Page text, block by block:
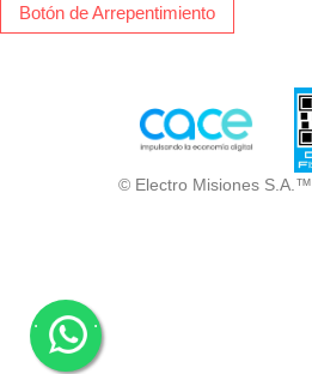
Botón de Arrepentimiento
© Electro Misiones S.A.™
. .